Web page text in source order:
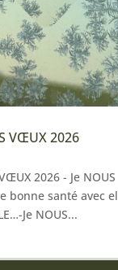
VŒUX 2026
2026 - Je NOUS
bonne santé avec
Je NOUS...